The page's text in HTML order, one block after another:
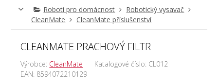
Roboti pro domácnost
Robotický vysavač
CleanMate
CleanMate příslušenství
CLEANMATE PRACHOVÝ FILTR
Výrobce: CleanMate Katalogové číslo: CL012
EAN: 8594072210129